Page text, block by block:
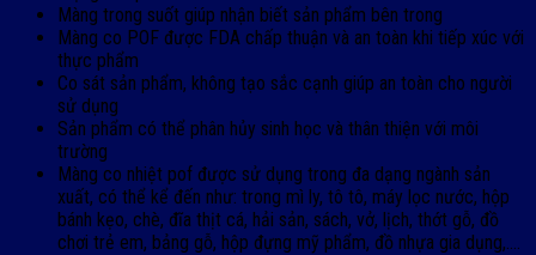
Màng trong suốt giúp nhận biết sản phẩm bên trong
Màng co POF được FDA chấp thuận và an toàn khi tiếp xúc với
thực phẩm
Co sát sản phẩm, không tạo sắc cạnh giúp an toàn cho người
sử dụng
Sản phẩm có thể phân hủy sinh học và thân thiện với môi
trường
Màng co nhiệt pof được sử dụng trong đa dạng ngành sản
xuất, có thể kể đến như: trong mì ly, tô tô, máy lọc nước, hộp
bánh kẹo, chè, đĩa thịt cá, hải sản, sách, vở, lịch, thớt gỗ, đồ
chơi trẻ em, bảng gỗ, hộp đựng mỹ phẩm, đồ nhựa gia dụng,….